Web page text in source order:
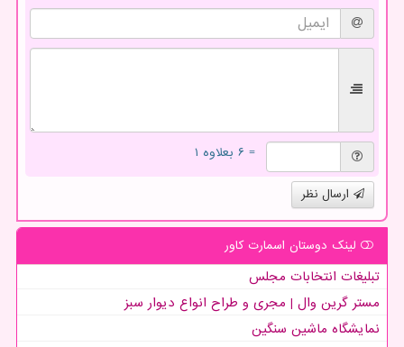
= ۶ بعلاوه ۱
ارسال نظر
لینک دوستان اسمارت كاور
تبلیغات انتخابات مجلس
مستر گرین وال | مجری و طراح انواع دیوار سبز
نمایشگاه ماشین سنگین